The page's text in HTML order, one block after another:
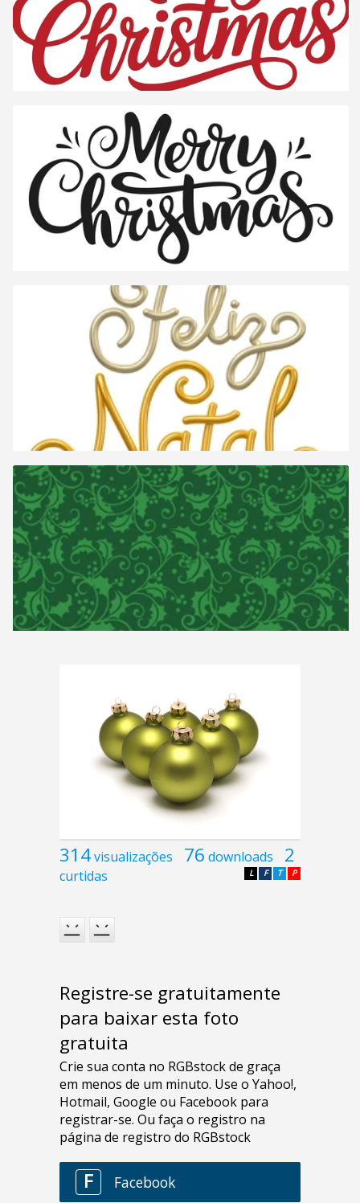
314visualizações 76 downloads 2
curtidas P
T
F
L
Registre-se gratuitamente
para baixar esta foto
gratuita